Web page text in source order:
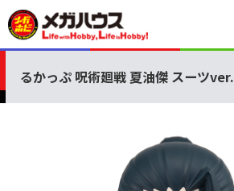
るかっぷ 呪術廻戦 夏油傑 スーツver.